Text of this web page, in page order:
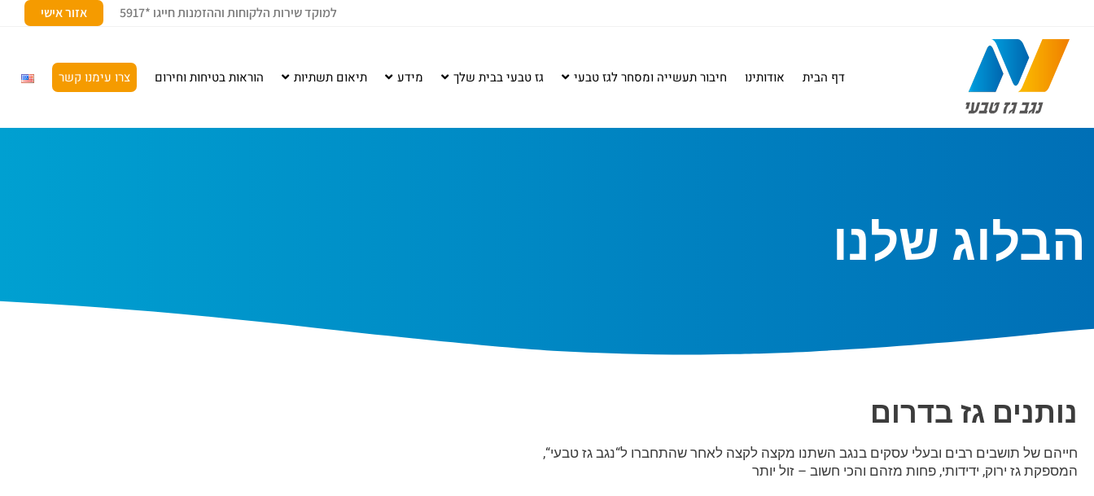
למוקד שירות הלקוחות וההזמנות חייגו *5917 אזור אישי
דף הבית אודותינו חיבור תעשייה ומסחר לגז טבעי גז טבעי בבית שלך מידע תיאום תשתיות הוראות בטיחות וחירום צרו עימנו קשר
הבלוג שלנו
נותנים גז בדרום
חייהם של תושבים רבים ובעלי עסקים בנגב השתנו מקצה לקצה לאחר שהתחברו ל“נגב גז טבעי“,
המספקת גז ירוק, ידידותי, פחות מזהם והכי חשוב – זול יותר